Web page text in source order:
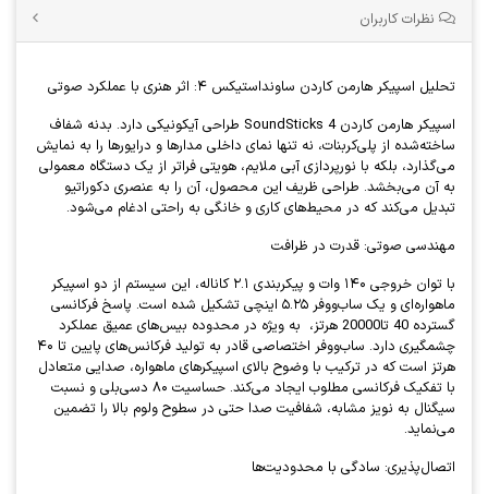
نظرات کاربران
تحلیل اسپیکر هارمن کاردن ساونداستیکس ۴: اثر هنری با عملکرد صوتی
اسپیکر هارمن کاردن SoundSticks 4 طراحی آیکونیکی دارد. بدنه شفاف
ساخته‌شده از پلی‌کربنات، نه تنها نمای داخلی مدارها و درایورها را به نمایش
می‌گذارد، بلکه با نورپردازی آبی ملایم، هویتی فراتر از یک دستگاه معمولی
به آن می‌بخشد. طراحی ظریف این محصول، آن را به عنصری دکوراتیو
تبدیل می‌کند که در محیط‌های کاری و خانگی به ‌راحتی ادغام می‌شود.
مهندسی صوتی: قدرت در ظرافت
با توان خروجی ۱۴۰ وات و پیکربندی ۲.۱ کاناله، این سیستم از دو اسپیکر
ماهواره‌ای و یک ساب‌ووفر ۵.۲۵ اینچی تشکیل شده است. پاسخ فرکانسی
گسترده 40 تا20000 هرتز، به ویژه در محدوده بیس‌های عمیق عملکرد
چشمگیری دارد. ساب‌ووفر اختصاصی قادر به تولید فرکانس‌های پایین تا ۴۰
هرتز است که در ترکیب با وضوح بالای اسپیکرهای ماهواره، صدایی متعادل
با تفکیک فرکانسی مطلوب ایجاد می‌کند. حساسیت ۸۰ دسی‌بلی و نسبت
سیگنال به نویز مشابه، شفافیت صدا حتی در سطوح ولوم بالا را تضمین
می‌نماید.
اتصال‌پذیری: سادگی با محدودیت‌ها